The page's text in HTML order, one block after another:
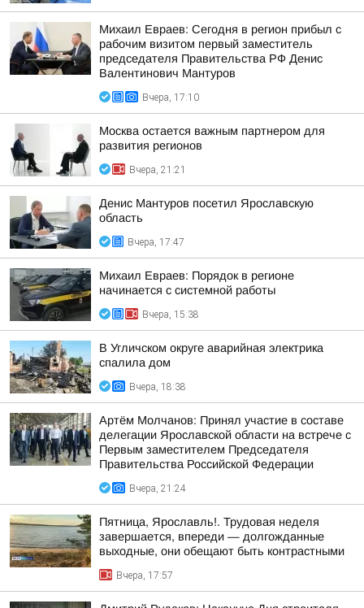
Михаил Евраев: Сегодня в регион прибыл с
рабочим визитом первый заместитель
председателя Правительства РФ Денис
Валентинович Мантуров
Вчера, 17:10
Москва остается важным партнером для
развития регионов
Вчера, 21:21
Денис Мантуров посетил Ярославскую
область
Вчера, 17:47
Михаил Евраев: Порядок в регионе
начинается с системной работы
Вчера, 15:38
В Угличском округе аварийная электрика
спалила дом
Вчера, 18:38
Артём Молчанов: Принял участие в составе
делегации Ярославской области на встрече с
Первым заместителем Председателя
Правительства Российской Федерации
Вчера, 21:24
Пятница, Ярославль!. Трудовая неделя
завершается, впереди — долгожданные
выходные, они обещают быть контрастными
Вчера, 17:57